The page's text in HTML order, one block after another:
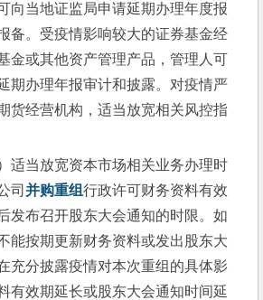
向当地证监局申请延期办理年度报
备。受疫情影响较大的证券基金经
金或其他资产管理产品，管理人可
期办理年报审计和披露。对疫情严
货经营机构，适当放宽相关风控指
当放宽资本市场相关业务办理时
司并购重组行政许可财务资料有效
发布召开股东大会通知的时限。如
能按期更新财务资料或发出股东大
充分披露疫情对本次重组的具体影
有效期延长或股东大会通知时间延